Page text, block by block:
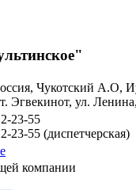
Чукотский А.О,
Эгвекинот, ул.
23-55
23-55 (диспетчерская)
компании